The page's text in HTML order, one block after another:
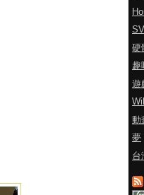
硬
趣
遊
動
夢
台